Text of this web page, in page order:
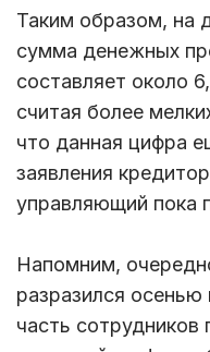
Таким образом, на
сумма денежных
составляет около
считая более
что данная цифра
заявления
управляющий пока
Напомним,
разразился осенью
часть сотрудников